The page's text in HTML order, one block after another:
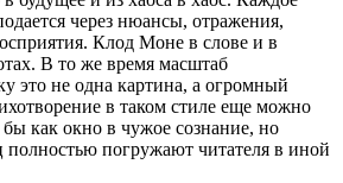
через нюансы, отражения,
Клод Моне в слове и в
В то же время масштаб
это не одна картина, а огромный
в таком стиле еще можно
бы как окно в чужое сознание, но
полностью погружают читателя в иной